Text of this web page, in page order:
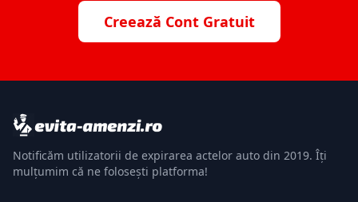
Creează Cont Gratuit
Notificăm utilizatorii de expirarea actelor auto din 2019. Îți
mulțumim că ne folosești platforma!